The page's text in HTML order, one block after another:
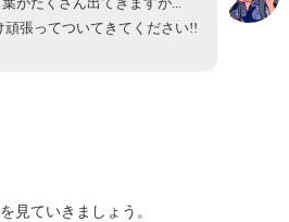
頑張ってついてきてください!!
見ていきましょう。